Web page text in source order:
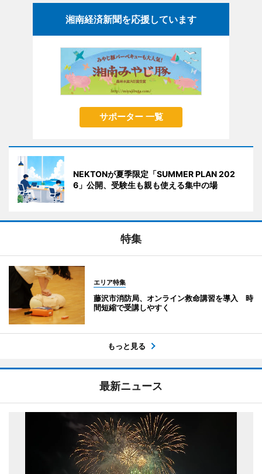
湘南経済新聞を応援しています
サポーター 一覧
NEKTONが夏季限定「SUMMER PLAN 202
6」公開、受験生も親も使える集中の場
特集
エリア特集
藤沢市消防局、オンライン救命講習を導入 時
間短縮で受講しやすく
もっと見る
最新ニュース